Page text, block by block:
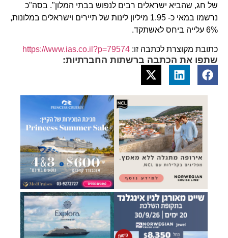
של חג, שהביא ישראלים רבים לנפוש בבתי המלון". בסה"כ
נרשמו במאי כ- 1.95 מיליון לינות של תיירים וישראלים במלונות,
6% עלייה ביחס לאשתקד.
כתובת מקוצרת לכתבה זו: https://www.ias.co.il?p=79574
שתפו את הכתבה ברשתות החברתיות: